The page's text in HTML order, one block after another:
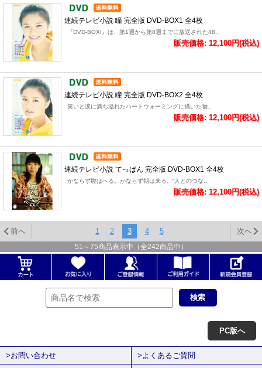
連続テレビ小説 瞳 完全版 DVD-BOX1 全4枚
『DVD-BOXI』は、第1週から第8週までに放送された48..
販売価格: 12,100円(税込)
連続テレビ小説 瞳 完全版 DVD-BOX2 全4枚
笑いと涙に満ち溢れたハートウォーミングに描いた物..
販売価格: 12,100円(税込)
連続テレビ小説 てっぱん 完全版 DVD-BOX1 全4枚
かならず腹はへる。かならず朝は来る。“人とのつな..
販売価格: 12,100円(税込)
前へ 1 2 3 4 5 次へ
51 ～ 75商品表示中（全242商品中）
PC版へ
>お問い合わせ >よくあるご質問